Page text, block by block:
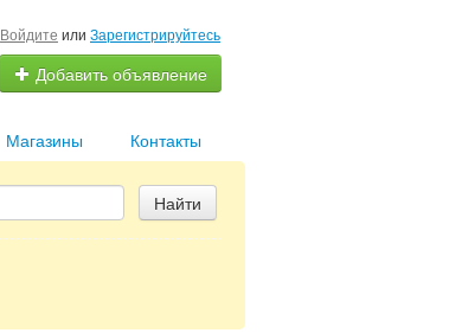
Войдите или Зарегистрируйтесь
Добавить объявление
Контакты
Магазины
Найти